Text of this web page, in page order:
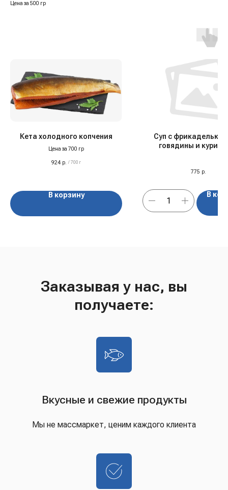
Цена за 500 гр
Кета холодного копчения
Цена за 700 гр
924 р. / 700 г
В корзину
Суп с
говядины и
775 р.
В
Заказывая у нас, вы
получаете:
Вкусные и свежие продукты
Мы не массмаркет, ценим каждого клиента